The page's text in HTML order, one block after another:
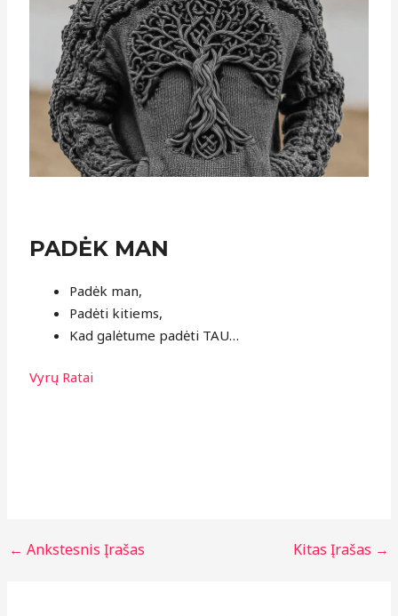
PADĖK MAN
Padėk man,
Padėti kitiems,
Kad galėtume padėti TAU…
Vyrų Ratai
← Ankstesnis Įrašas Kitas Įrašas →